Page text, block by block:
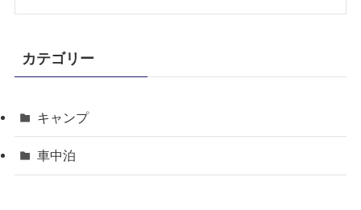
カテゴリー
キャンプ
車中泊